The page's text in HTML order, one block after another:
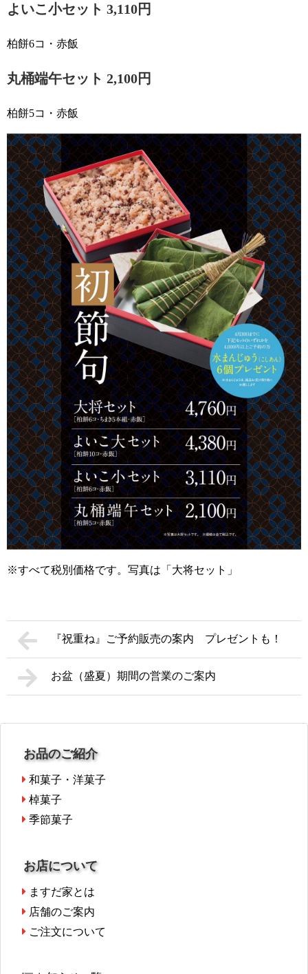
よいこ小セット 3,110円
柏餅6コ・赤飯
丸桶端午セット 2,100円
柏餅5コ・赤飯
※すべて税別価格です。写真は「大将セット」
『祝重ね』ご予約販売の案内 プレゼントも！
お盆（盛夏）期間の営業のご案内
お品のご紹介
和菓子・洋菓子
棹菓子
季節菓子
お店について
ますだ家とは
店舗のご案内
ご注文について